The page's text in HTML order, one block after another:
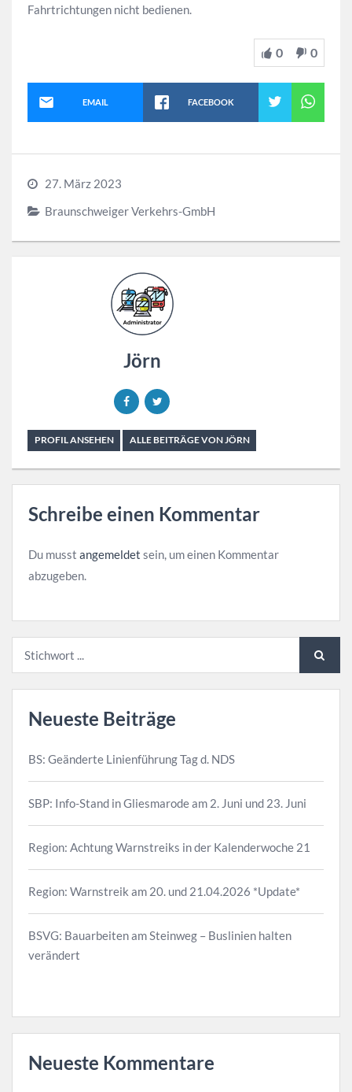
Fahrtrichtungen nicht bedienen.
0 0
EMAIL FACEBOOK
27. März 2023
Braunschweiger Verkehrs-GmbH
Jörn
PROFIL ANSEHEN ALLE BEITRÄGE VON JÖRN
Schreibe einen Kommentar
Du musst angemeldet sein, um einen Kommentar
abzugeben.
Neueste Beiträge
BS: Geänderte Linienführung Tag d. NDS
SBP: Info-Stand in Gliesmarode am 2. Juni und 23. Juni
Region: Achtung Warnstreiks in der Kalenderwoche 21
Region: Warnstreik am 20. und 21.04.2026 *Update*
BSVG: Bauarbeiten am Steinweg – Buslinien halten
verändert
Neueste Kommentare